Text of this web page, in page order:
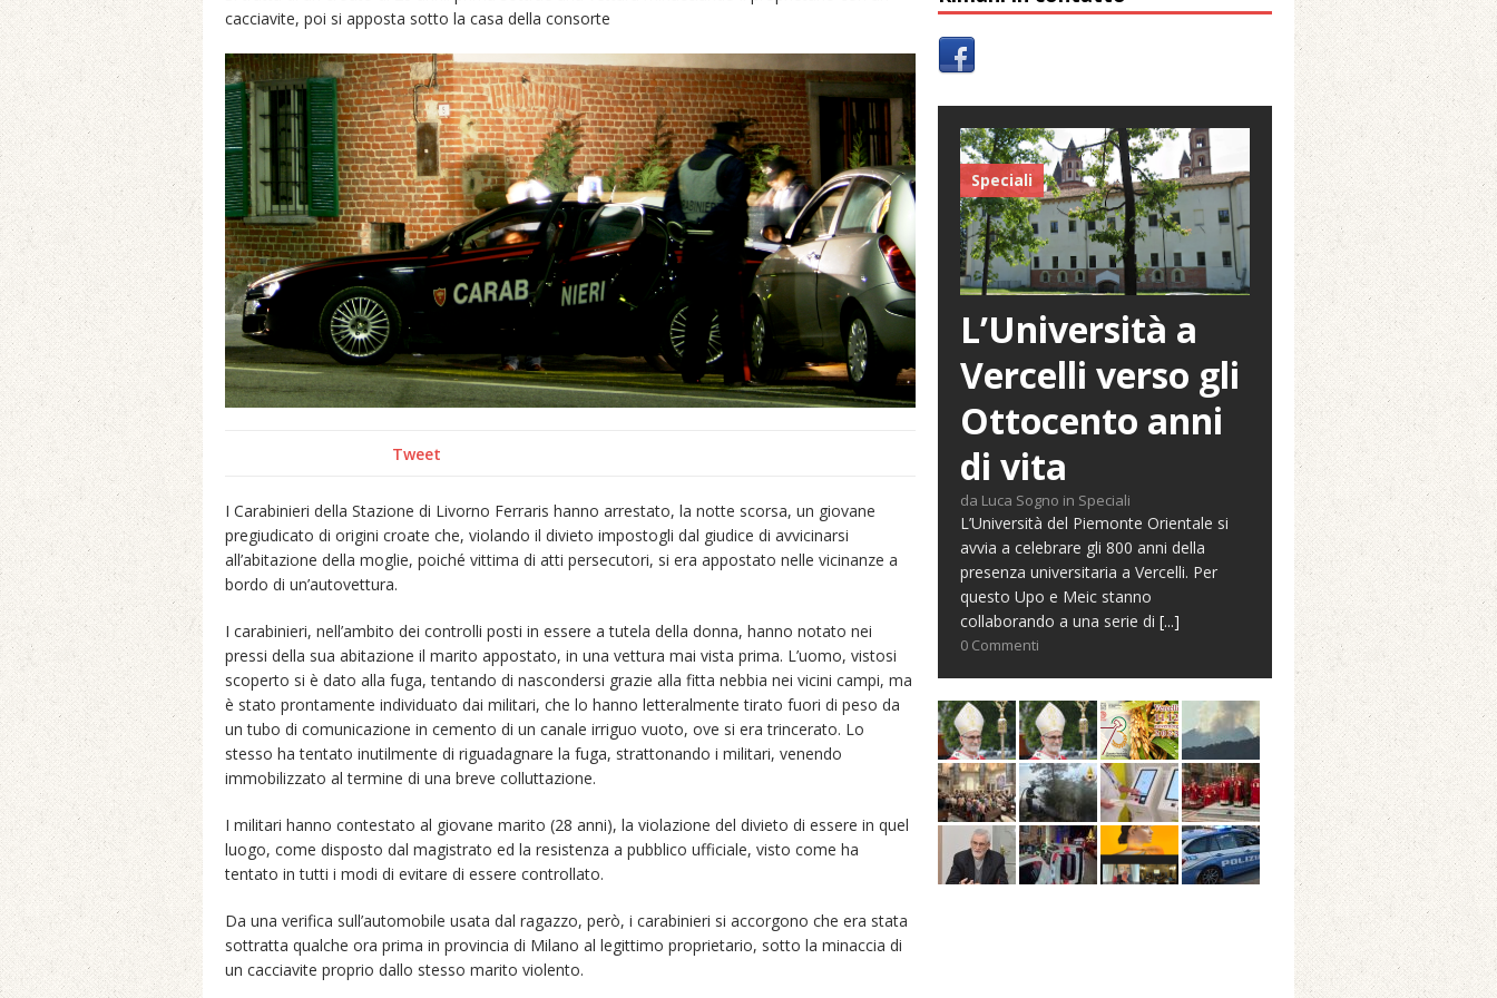
cacciavite, poi si apposta sotto la casa della consorte
Tweet
I Carabinieri della Stazione di Livorno Ferraris hanno arrestato, la notte scorsa, un giovane
pregiudicato di origini croate che, violando il divieto impostogli dal giudice di avvicinarsi
all’abitazione della moglie, poiché vittima di atti persecutori, si era appostato nelle vicinanze a
bordo di un’autovettura.
I carabinieri, nell’ambito dei controlli posti in essere a tutela della donna, hanno notato nei
pressi della sua abitazione il marito appostato, in una vettura mai vista prima. L’uomo, vistosi
scoperto si è dato alla fuga, tentando di nascondersi grazie alla fitta nebbia nei vicini campi, ma
è stato prontamente individuato dai militari, che lo hanno letteralmente tirato fuori di peso da
un tubo di comunicazione in cemento di un canale irriguo vuoto, ove si era trincerato. Lo
stesso ha tentato inutilmente di riguadagnare la fuga, strattonando i militari, venendo
immobilizzato al termine di una breve colluttazione.
I militari hanno contestato al giovane marito (28 anni), la violazione del divieto di essere in quel
luogo, come disposto dal magistrato ed la resistenza a pubblico ufficiale, visto come ha
tentato in tutti i modi di evitare di essere controllato.
Da una verifica sull’automobile usata dal ragazzo, però, i carabinieri si accorgono che era stata
sottratta qualche ora prima in provincia di Milano al legittimo proprietario, sotto la minaccia di
un cacciavite proprio dallo stesso marito violento.
Speciali
L’Università a
Vercelli verso gli
Ottocento anni
di vita
da Luca Sogno in Speciali
L’Università del Piemonte Orientale si
avvia a celebrare gli 800 anni della
presenza universitaria a Vercelli. Per
questo Upo e Meic stanno
collaborando a una serie di [...]
0 Commenti